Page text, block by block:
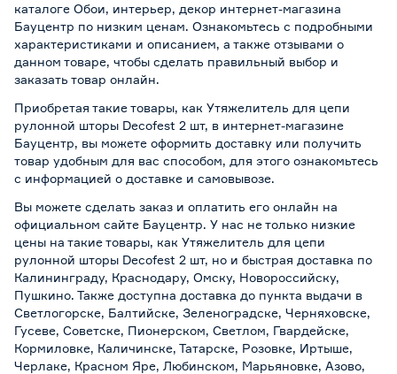
каталоге Обои, интерьер, декор интернет-магазина
Бауцентр по низким ценам. Ознакомьтесь с подробными
характеристиками и описанием, а также отзывами о
данном товаре, чтобы сделать правильный выбор и
заказать товар онлайн.
Приобретая такие товары, как Утяжелитель для цепи
рулонной шторы Decofest 2 шт, в интернет-магазине
Бауцентр, вы можете оформить доставку или получить
товар удобным для вас способом, для этого ознакомьтесь
с информацией о доставке и самовывозе.
Вы можете сделать заказ и оплатить его онлайн на
официальном сайте Бауцентр. У нас не только низкие
цены на такие товары, как Утяжелитель для цепи
рулонной шторы Decofest 2 шт, но и быстрая доставка по
Калининграду, Краснодару, Омску, Новороссийску,
Пушкино. Также доступна доставка до пункта выдачи в
Светлогорске, Балтийске, Зеленоградске, Черняховске,
Гусеве, Советске, Пионерском, Светлом, Гвардейске,
Кормиловке, Каличинске, Татарске, Розовке, Иртыше,
Черлаке, Красном Яре, Любинском, Марьяновке, Азово,